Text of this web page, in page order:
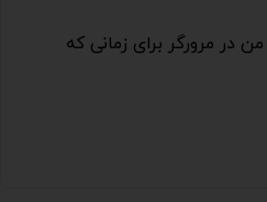
در مرورگر برای زمانی که